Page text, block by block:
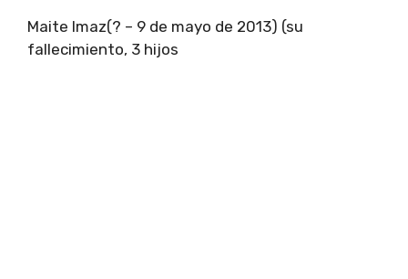
Maite Imaz(? – 9 de mayo de 2013) (su
fallecimiento, 3 hijos